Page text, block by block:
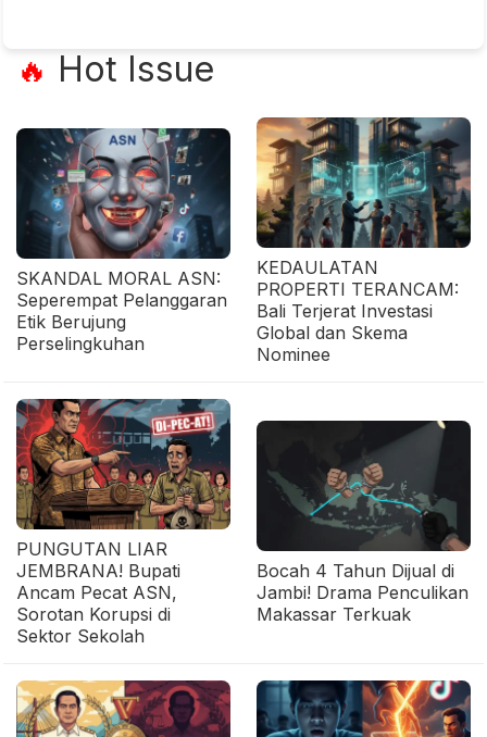
🔥 Hot Issue
SKANDAL MORAL ASN:
Seperempat Pelanggaran
Etik Berujung
Perselingkuhan
KEDAULATAN
PROPERTI TERANCAM:
Bali Terjerat Investasi
Global dan Skema
Nominee
PUNGUTAN LIAR
JEMBRANA! Bupati
Ancam Pecat ASN,
Sorotan Korupsi di
Sektor Sekolah
Bocah 4 Tahun Dijual di
Jambi! Drama Penculikan
Makassar Terkuak